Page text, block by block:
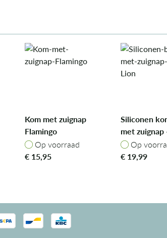
Kom met zuignap
Flamingo
Op voorraad
Op voorraad
€ 15,95
Siliconen
met zuignap
Lion
Op
Op
€ 19,99